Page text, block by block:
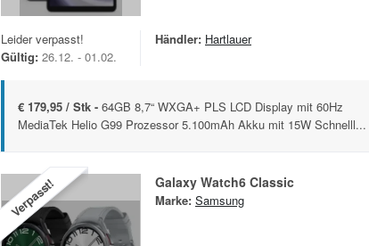
Leider verpasst!
Gültig: 26.12. - 01.02.
Händler: Hartlauer
€ 179,95 / Stk - 64GB 8,7“ WXGA+ PLS LCD Display mit 60Hz
MediaTek Helio G99 Prozessor 5.100mAh Akku mit 15W Schnelll...
Verpasst! Galaxy Watch6 Classic
Marke: Samsung